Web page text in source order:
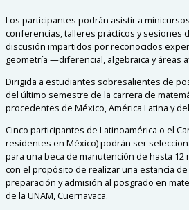
Los participantes podrán asistir a
conferencias, talleres prácticos y sesiones
discusión impartidos por reconocidos
geometría —diferencial, algebraica y áreas
Dirigida a estudiantes sobresalientes de
del último semestre de la carrera de
procedentes de México, América Latina y
Cinco participantes de Latinoamérica o el
residentes en México) podrán ser
para una beca de manutención de hasta 12
con el propósito de realizar una estancia de
preparación y admisión al posgrado en
de la UNAM, Cuernavaca.